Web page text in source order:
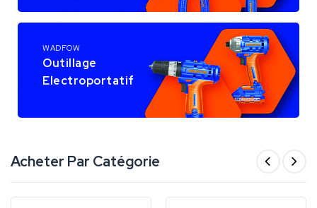
WADFOW
Outillage
Electroportatif
Acheter Par Catégorie